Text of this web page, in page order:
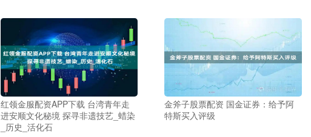
红领金服配资APP下载 台湾青年走
进安顺文化秘境 探寻非遗技艺_蜡染
_历史_活化石
金斧子股票配资 国金证券：给予阿
特斯买入评级